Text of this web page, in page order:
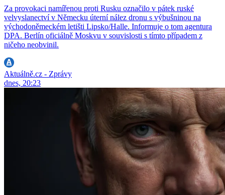
Za provokaci namířenou proti Rusku označilo v pátek ruské
velvyslanectví v Německu úterní nález dronu s výbušninou na
východoněmeckém letišti Lipsko/Halle. Informuje o tom agentura
DPA. Berlín oficiálně Moskvu v souvislosti s tímto případem z
ničeho neobvinil.
Aktuálně.cz - Zprávy
dnes, 20:23